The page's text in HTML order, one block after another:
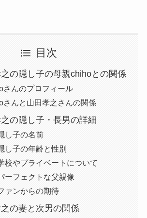
目次
の隠し子の母親chihoとの関係
さんのプロフィール
さんと山田孝之さんの関係
の隠し子・長男の詳細
し子の名前
し子の年齢と性別
校やプライベートについて
ーフェクトな父親像
ァンからの期待
の妻と次男の関係